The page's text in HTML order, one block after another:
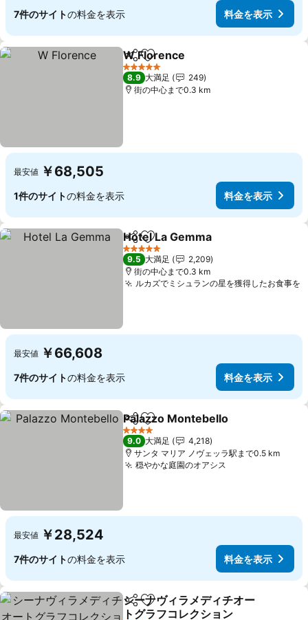
7件のサイトの料金を表示 料金を表示
シェアお気に入りに追加
W Florence
5 ホテルのランク
8.9 大満足
249
街の中心まで0.3 km
最安値 ￥68,505
1件のサイトの料金を表示 料金を表示
シェアお気に入りに追加
Hotel La Gemma
5 ホテルのランク
9.5 大満足
2,209
街の中心まで0.3 km
ルカズでミシュランの星を獲得したお食事を
最安値 ￥66,608
7件のサイトの料金を表示 料金を表示
シェアお気に入りに追加
Palazzo Montebello
4 ホテルのランク
9.0 大満足
4,218
サンタ マリア ノヴェッラ駅まで0.5 km
穏やかな庭園のオアシス
最安値 ￥28,524
7件のサイトの料金を表示 料金を表示
シェアお気に入りに追加
シーナヴィラメディチオー
トグラフコレクション